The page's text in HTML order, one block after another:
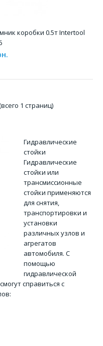
коробки INTERTOOL
и демонтажа короб..
коробки 0.5т Intertool
1 страниц)
Гидравлические
стойки
Гидравлические
стойки или
трансмиссионные
стойки применяются
для снятия,
транспортировки и
установки
различных узлов и
агрегатов
автомобиля. С
помощью
гидравлической
справиться с